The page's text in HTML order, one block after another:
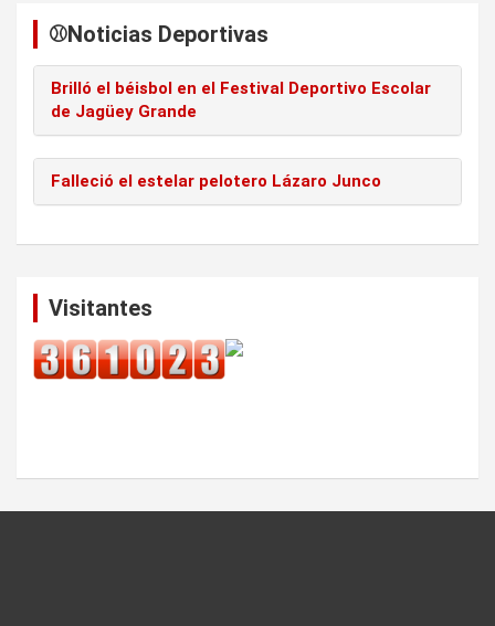
⚾️Noticias Deportivas
Brilló el béisbol en el Festival Deportivo Escolar
de Jagüey Grande
Falleció el estelar pelotero Lázaro Junco
Visitantes